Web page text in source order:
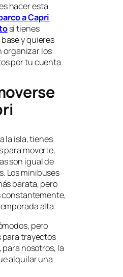
hacer esta
a Capri
si tienes
y quieres
organizar los
por tu cuenta.
la isla, tienes
para moverte,
son igual de
Los minibuses
barata, pero
constantemente,
alta.
pero
trayectos
para nosotros, la
alquilar una